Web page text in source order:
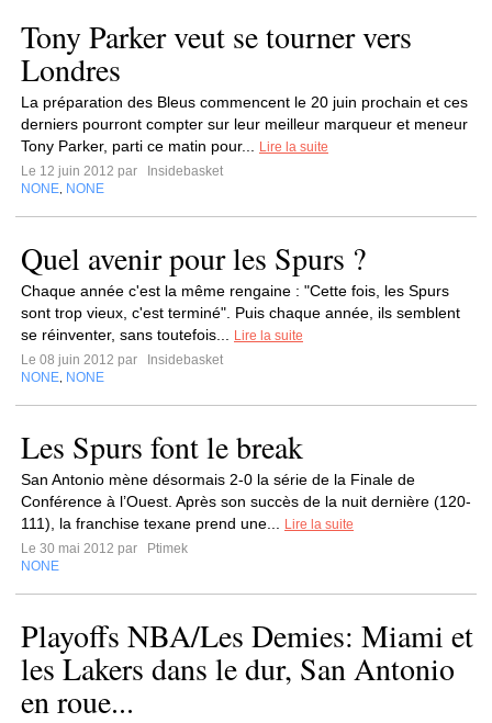
Tony Parker veut se tourner vers
Londres
La préparation des Bleus commencent le 20 juin prochain et ces
derniers pourront compter sur leur meilleur marqueur et meneur
Tony Parker, parti ce matin pour...
Lire la suite
Le 12 juin 2012 par
Insidebasket
NONE NONE
Quel avenir pour les Spurs ?
Chaque année c'est la même rengaine : "Cette fois, les Spurs
sont trop vieux, c'est terminé". Puis chaque année, ils semblent
se réinventer, sans toutefois...
Lire la suite
Le 08 juin 2012 par
Insidebasket
NONE NONE
Les Spurs font le break
San Antonio mène désormais 2-0 la série de la Finale de
Conférence à l’Ouest. Après son succès de la nuit dernière (120-
111), la franchise texane prend une...
Lire la suite
Le 30 mai 2012 par
Ptimek
NONE
Playoffs NBA/Les Demies: Miami et
les Lakers dans le dur, San Antonio
en roue...